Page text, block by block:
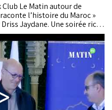
Le Matin autour de
l’histoire du Maroc »
Jaydane. Une soirée riche
s’est racontée à travers
mémoire collective, héritage